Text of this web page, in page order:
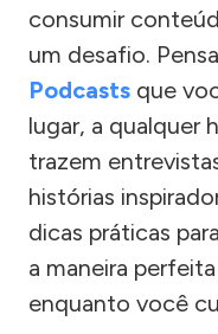
consumir
um desafio.
Podcasts que
lugar, a qualquer
trazem
histórias
dicas práticas
a maneira
enquanto você